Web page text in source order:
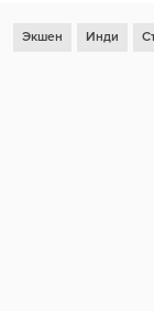
Экшен Инди